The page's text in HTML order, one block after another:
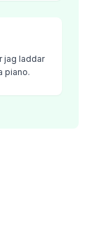
jag laddar
piano.